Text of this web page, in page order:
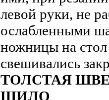
левой руки, не
ослабленными
ножницы на
свешивались
ТОЛСТАЯ
ШИЛО